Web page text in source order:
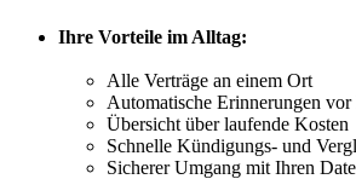
Ihre Vorteile im Alltag:
Alle Verträge an einem Ort
Automatische Erinnerungen vor
Übersicht über laufende Kosten
Schnelle Kündigungs- und
Sicherer Umgang mit Ihren